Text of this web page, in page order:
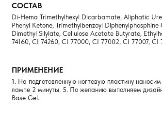
СОСТАВ
Di-Hema Trimethylhexyl Dicarbamate, Aliphatic
Phenyl Ketone, Trimethylbenzoyl
Dimethyl Silylate, Cellulose Acetate Butyrate,
74160, CI 74260, CI 77000, CI 77002, CI 77007,
ПРИМЕНЕНИЕ
1. На подготовленную ногтевую пластину
лампе 2 минуты. 5. По желанию выполняем
Base Gel.